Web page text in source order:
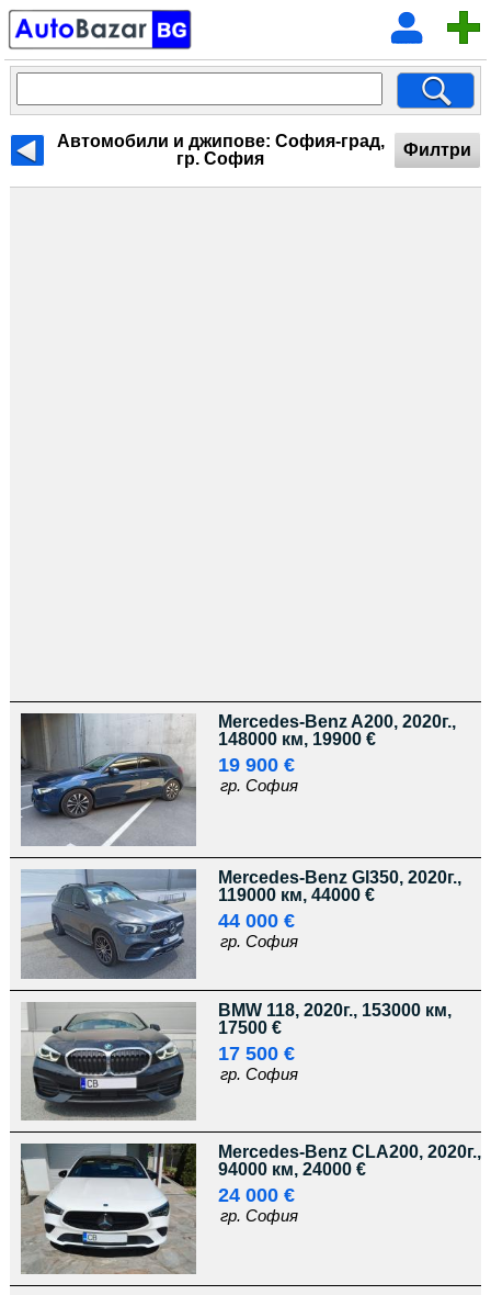
Автомобили и джипове: София-град,
гр. София
Филтри
Mercedes-Benz A200, 2020г.,
148000 км, 19900 €
19 900 €
гр. София
Mercedes-Benz Gl350, 2020г.,
119000 км, 44000 €
44 000 €
гр. София
BMW 118, 2020г., 153000 км,
17500 €
17 500 €
гр. София
Mercedes-Benz CLA200, 2020г.,
94000 км, 24000 €
24 000 €
гр. София